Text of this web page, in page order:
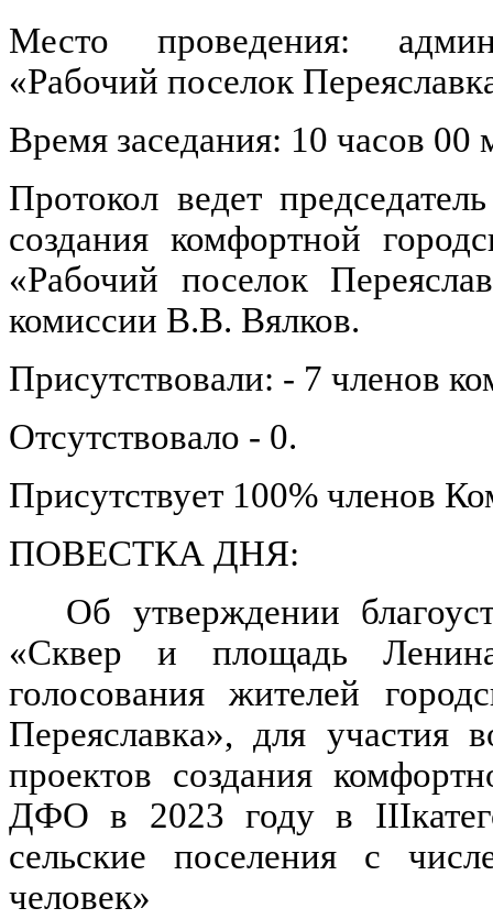
Место проведения:
«Рабочий поселок
Время заседания: 10 часов 00
Протокол ведет
создания комфортной
«Рабочий поселок
комиссии В.В. Вялков.
Присутствовали: - 7 членов
Отсутствовало - 0.
Присутствует 100% членов
ПОВЕСТКА ДНЯ:
Об утверждении
«Сквер и площадь
голосования жителей
Переяславка», для участия
проектов создания
ДФО в 2023 году в III
сельские поселения с
человек»